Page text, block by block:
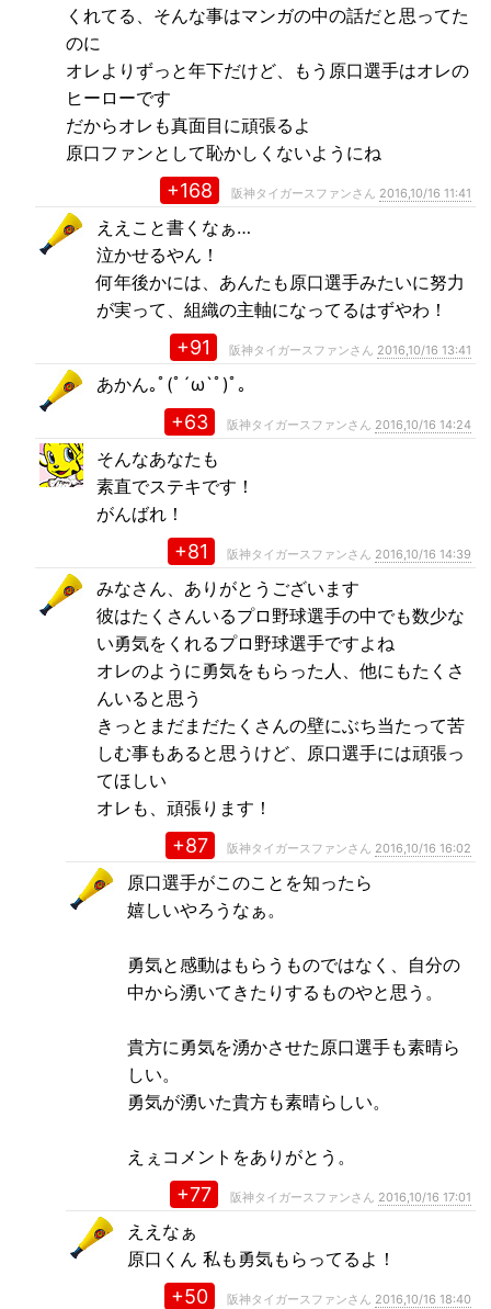
くれてる、そんな事はマンガの中の話だと思ってた
のに
オレよりずっと年下だけど、もう原口選手はオレの
ヒーローです
だからオレも真面目に頑張るよ
原口ファンとして恥かしくないようにね
+168 阪神タイガースファンさん 2016,10/16 11:41
ええこと書くなぁ…
泣かせるやん！
何年後かには、あんたも原口選手みたいに努力
が実って、組織の主軸になってるはずやわ！
+91 阪神タイガースファンさん 2016,10/16 13:41
あかん｡ﾟ(ﾟ´ω`ﾟ)ﾟ｡
+63 阪神タイガースファンさん 2016,10/16 14:24
そんなあなたも
素直でステキです！
がんばれ！
+81 阪神タイガースファンさん 2016,10/16 14:39
みなさん、ありがとうございます
彼はたくさんいるプロ野球選手の中でも数少な
い勇気をくれるプロ野球選手ですよね
オレのように勇気をもらった人、他にもたくさ
んいると思う
きっとまだまだたくさんの壁にぶち当たって苦
しむ事もあると思うけど、原口選手には頑張っ
てほしい
オレも、頑張ります！
+87 阪神タイガースファンさん 2016,10/16 16:02
原口選手がこのことを知ったら
嬉しいやろうなぁ。
勇気と感動はもらうものではなく、自分の
中から湧いてきたりするものやと思う。
貴方に勇気を湧かさせた原口選手も素晴ら
しい。
勇気が湧いた貴方も素晴らしい。
えぇコメントをありがとう。
+77 阪神タイガースファンさん 2016,10/16 17:01
ええなぁ
原口くん 私も勇気もらってるよ！
+50 阪神タイガースファンさん 2016,10/16 18:40